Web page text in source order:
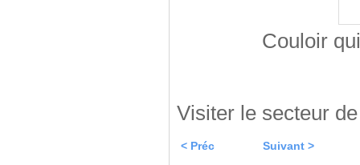
Couloir
Visiter le secteur
< Préc Suivant >